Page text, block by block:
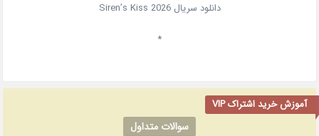
دانلود سریال Siren’s Kiss 2026
*
آموزش خرید اشتراک VIP
سوالات متداول